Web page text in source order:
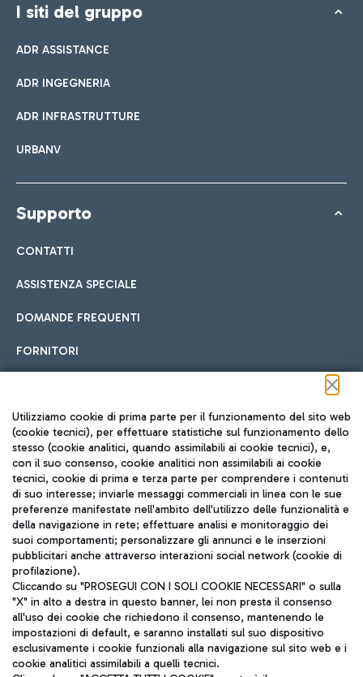
I siti del gruppo
ADR ASSISTANCE
ADR INGEGNERIA
ADR INFRASTRUTTURE
URBANV
Supporto
CONTATTI
ASSISTENZA SPECIALE
DOMANDE FREQUENTI
FORNITORI
Seguici sui social
TRAVEL JOURNAL
ITA
Aeroporti di Roma S.p.A. - Società soggetta a direzione e
Utilizziamo cookie di prima parte per il funzionamento del sito web
(cookie tecnici), per effettuare statistiche sul funzionamento dello
stesso (cookie analitici, quando assimilabili ai cookie tecnici), e,
con il suo consenso, cookie analitici non assimilabili ai cookie
tecnici, cookie di prima e terza parte per comprendere i contenuti
di suo interesse; inviarle messaggi commerciali in linea con le sue
preferenze manifestate nell'ambito dell'utilizzo delle funzionalità e
della navigazione in rete; effettuare analisi e monitoraggio dei
suoi comportamenti; personalizzare gli annunci e le inserzioni
pubblicitari anche attraverso interazioni social network (cookie di
profilazione).
Cliccando su "PROSEGUI CON I SOLI COOKIE NECESSARI" o sulla
"X" in alto a destra in questo banner, lei non presta il consenso
all'uso dei cookie che richiedono il consenso, mantenendo le
impostazioni di default, e saranno installati sul suo dispositivo
esclusivamente i cookie funzionali alla navigazione sul sito web e i
cookie analitici assimilabili a quelli tecnici.